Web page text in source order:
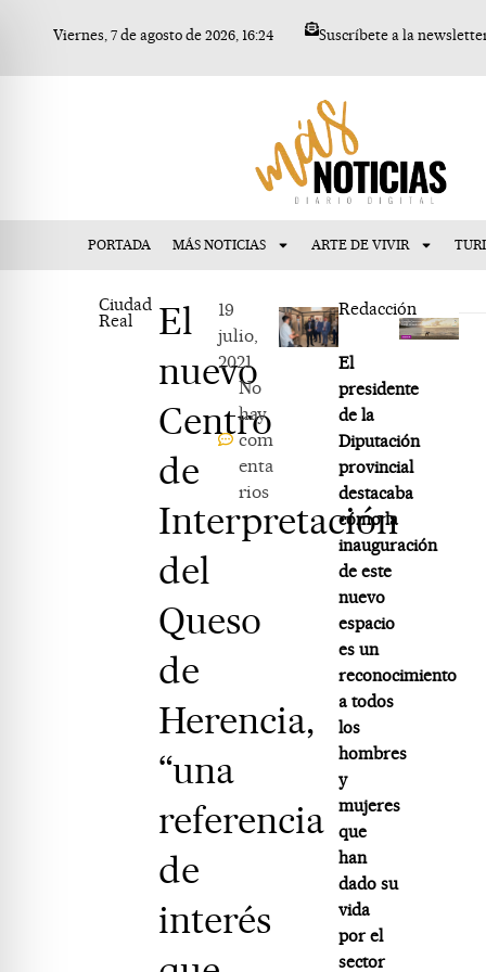
Viernes, 7 de agosto de 2026, 16:24 Suscríbete a la
PORTADA MÁS NOTICIAS ARTE DE VIVIR
Ciudad
Real
El
nuevo
Centro
de
Interpretación
del
Queso
de
Herencia,
“una
referencia
de
interés
19
julio,
2021
No
hay
com
enta
rios
Redacción
El
presidente
de la
Diputación
provincial
destacaba
cómo la
inauguración
de este
nuevo
espacio
es un
reconocimiento
a todos
los
hombres
y
mujeres
que
han
dado su
vida
por el
sector